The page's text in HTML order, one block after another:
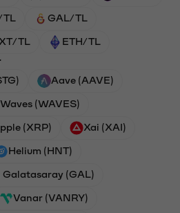
GAL/TL
TL ETH/TL
Aave (AAVE)
Waves (WAVES)
(XRP) Xai (XAI)
Helium (HNT)
Galatasaray (GAL)
Vanar (VANRY)